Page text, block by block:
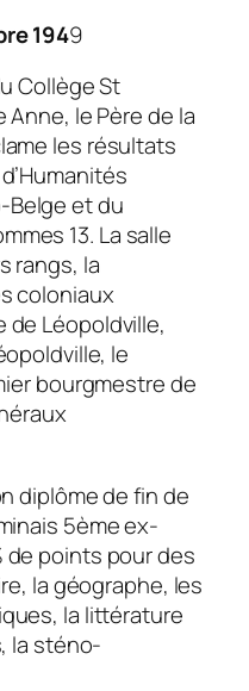
1949
Collège St
Anne, le Père de la
les résultats
Belge et du
13. La salle
rangs, la
coloniaux
de Léopoldville,
le
bourgmestre de
diplôme de fin de
5ème ex-
de points pour des
la géographe, les
la littérature
la sténo-